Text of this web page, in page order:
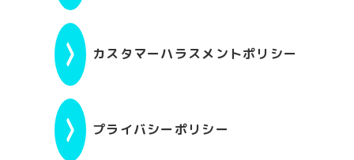
カスタマーハラスメントポリシー
プライバシーポリシー